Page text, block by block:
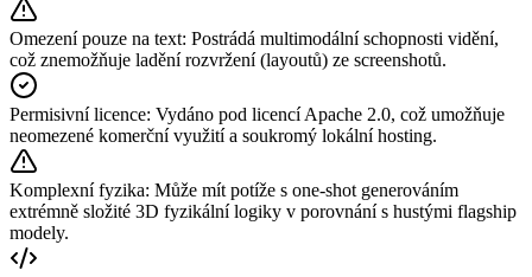
Omezení pouze na text: Postrádá multimodální schopnosti vidění,
což znemožňuje ladění rozvržení (layoutů) ze screenshotů.
Permisivní licence: Vydáno pod licencí Apache 2.0, což umožňuje
neomezené komerční využití a soukromý lokální hosting.
Komplexní fyzika: Může mít potíže s one-shot generováním
extrémně složité 3D fyzikální logiky v porovnání s hustými flagship
modely.